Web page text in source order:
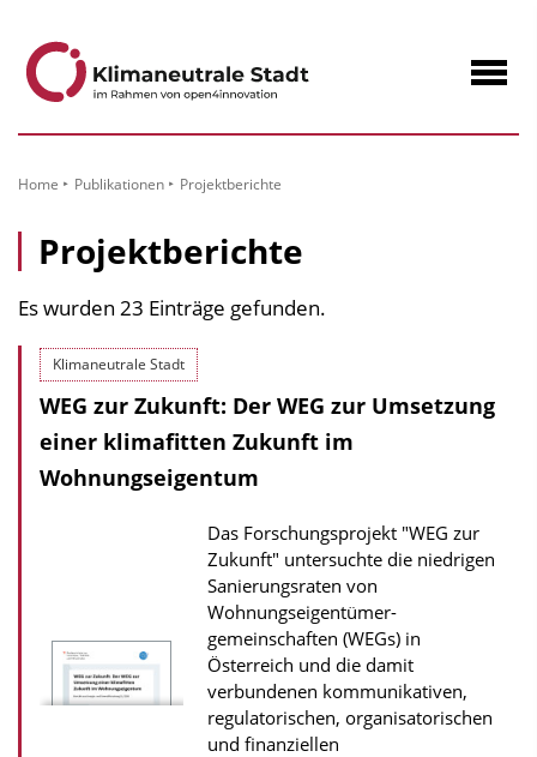
Home Publikationen Projektberichte
Projektberichte
Es wurden 23 Einträge gefunden.
Klimaneutrale Stadt
WEG zur Zukunft: Der WEG zur Umsetzung
einer klimafitten Zukunft im
Wohnungseigentum
Das Forschungsprojekt "WEG zur
Zukunft" untersuchte die niedrigen
Sanierungsraten von
Wohnungseigentümer­
gemeinschaften (WEGs) in
Österreich und die damit
verbundenen kommunikativen,
regulatorischen, organisatorischen
und finanziellen